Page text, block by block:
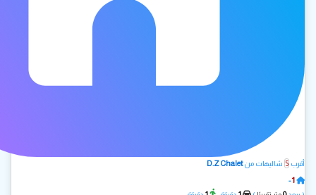
أقرب 5 شاليهات منD.Z Chalet
1
-